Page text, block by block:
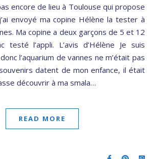
encore de lieu à Toulouse qui propose
envoyé ma copine Hélène la tester à
Ma copine a deux garçons de 5 et 12
testé l’appli. L’avis d’Hélène Je suis
l’aquarium de vannes ne m’était pas
datent de mon enfance, il était
découvrir à ma smala…
READ MORE